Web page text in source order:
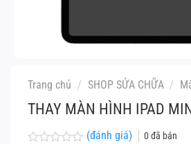
Trang chủ / SHOP SỬA CHỮA /
THAY MÀN HÌNH IPAD
(đánh giá) 0đã bán